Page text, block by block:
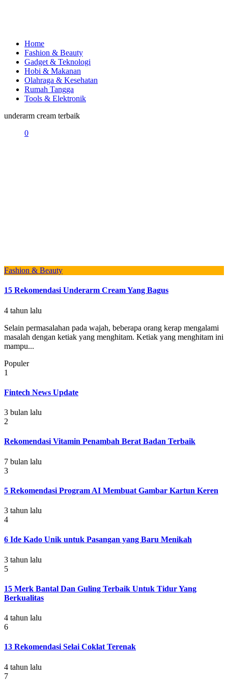
Home
Fashion & Beauty
Gadget & Teknologi
Hobi & Makanan
Olahraga & Kesehatan
Rumah Tangga
Tools & Elektronik
underarm cream terbaik
0
Fashion & Beauty
15 Rekomendasi Underarm Cream Yang Bagus
4 tahun lalu
Selain permasalahan pada wajah, beberapa orang kerap mengalami
masalah dengan ketiak yang menghitam. Ketiak yang menghitam ini
mampu...
Populer
1
Fintech News Update
3 bulan lalu
2
Rekomendasi Vitamin Penambah Berat Badan Terbaik
7 bulan lalu
3
5 Rekomendasi Program AI Membuat Gambar Kartun Keren
3 tahun lalu
4
6 Ide Kado Unik untuk Pasangan yang Baru Menikah
3 tahun lalu
5
15 Merk Bantal Dan Guling Terbaik Untuk Tidur Yang
Berkualitas
4 tahun lalu
6
13 Rekomendasi Selai Coklat Terenak
4 tahun lalu
7